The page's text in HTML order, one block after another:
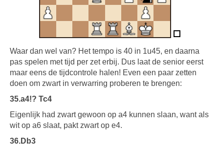
Waar dan wel van? Het tempo is 40 in 1u45, en daarna
pas spelen met tijd per zet erbij. Dus laat de senior eerst
maar eens de tijdcontrole halen! Even een paar zetten
doen om zwart in verwarring proberen te brengen:
35.a4!? Tc4
Eigenlijk had zwart gewoon op a4 kunnen slaan, want als
wit op a6 slaat, pakt zwart op e4.
36.Db3